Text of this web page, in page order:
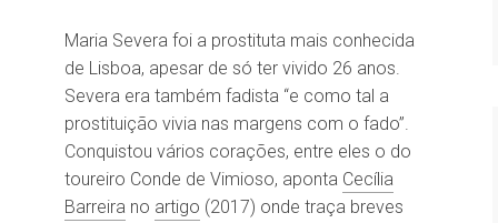
Maria Severa foi a prostituta mais conhecida
de Lisboa, apesar de só ter vivido 26 anos.
Severa era também fadista “e como tal a
prostituição vivia nas margens com o fado”.
Conquistou vários corações, entre eles o do
toureiro Conde de Vimioso, aponta Cecília
Barreira no artigo (2017) onde traça breves